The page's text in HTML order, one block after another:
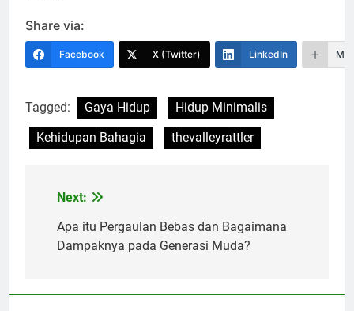
Share via:
Facebook X (Twitter) LinkedIn
Tagged: Gaya Hidup
Hidup Minimalis
Kehidupan Bahagia
thevalleyrattler
Navigasi
pos
Next:
Apa itu Pergaulan Bebas dan Bagaimana
Dampaknya pada Generasi Muda?